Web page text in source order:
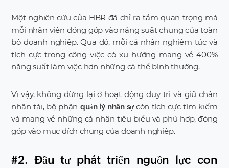
Một nghiên cứu của HBR đã chỉ ra tầm quan trọng mà
mỗi nhân viên đóng góp vào năng suất chung của toàn
bộ doanh nghiệp. Qua đó, mỗi cá nhân nghiêm túc và
tích cực trong công việc có xu hướng mang về 400%
năng suất làm việc hơn những cá thể bình thường.
Vì vậy, không dừng lại ở hoạt động duy trì và giữ chân
nhân tài, bộ phận quản lý nhân sựcòn tích cực tìm kiếm
và mang về những cá nhân tiêu biểu và phù hợp, đóng
góp vào mục đích chung của doanh nghiệp.
#2. Đầu tư phát triển nguồn lực con